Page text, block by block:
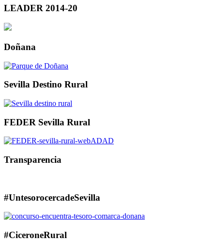
LEADER 2014-20
Doñana
Sevilla Destino Rural
FEDER Sevilla Rural
Transparencia
#UntesorocercadeSevilla
#CiceroneRural